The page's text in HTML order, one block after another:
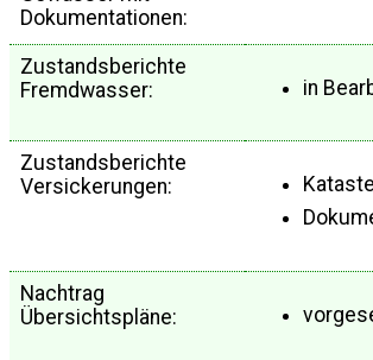
Dokumentationen:
Zustandsberichte
Fremdwasser:
in
Zustandsberichte
Versickerungen:
Nachtrag
Übersichtspläne: